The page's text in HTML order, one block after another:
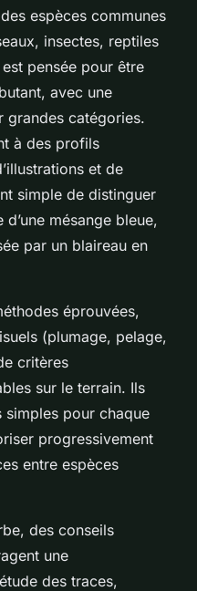
espèces communes
insectes, reptiles
pensée pour être
avec une
grandes catégories.
à des profils
et de
simple de distinguer
mésange bleue,
par un blaireau en
éprouvées,
(plumage, pelage,
critères
sur le terrain. Ils
simples pour chaque
progressivement
entre espèces
des conseils
une
des traces,